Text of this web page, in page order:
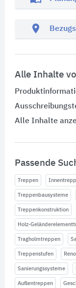
location_on
Alle Inhalte
Alle Inhalte
Passende
Treppen
Treppenbausysteme
Treppenkonstruktion
Holz-
Tragholmtreppen
Treppenstufen
Sanierungssysteme
Außentreppen